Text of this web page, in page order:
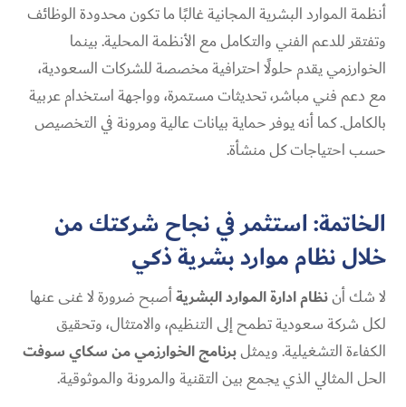
أنظمة الموارد البشرية المجانية غالبًا ما تكون محدودة الوظائف
وتفتقر للدعم الفني والتكامل مع الأنظمة المحلية. بينما
الخوارزمي يقدم حلولًا احترافية مخصصة للشركات السعودية،
مع دعم فني مباشر، تحديثات مستمرة، وواجهة استخدام عربية
بالكامل. كما أنه يوفر حماية بيانات عالية ومرونة في التخصيص
حسب احتياجات كل منشأة.
الخاتمة: استثمر في نجاح شركتك من
خلال نظام موارد بشرية ذكي
لا شك أننظام ادارة الموارد البشريةأصبح ضرورة لا غنى عنها
لكل شركة سعودية تطمح إلى التنظيم، والامتثال، وتحقيق
الكفاءة التشغيلية. ويمثلبرنامج الخوارزمي من سكاي سوفت
الحل المثالي الذي يجمع بين التقنية والمرونة والموثوقية.